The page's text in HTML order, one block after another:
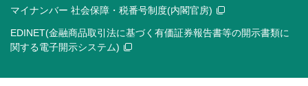
マイナンバー 社会保障・税番号制度(内閣官房)
EDINET(金融商品取引法に基づく有価証券報告書等の開示書類に
関する電子開示システム)